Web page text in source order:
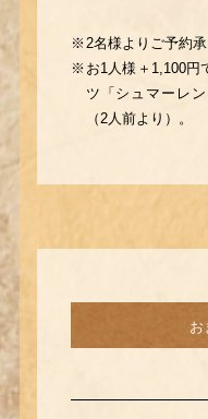
2名様よりご予約承
お1人様＋1,100円
ツ「シュマーレ
（2人前より）。
お